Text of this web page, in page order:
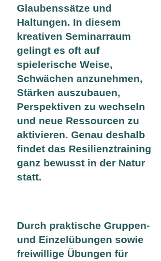
Glaubenssätze und
Haltungen. In diesem
kreativen Seminarraum
gelingt es oft auf
spielerische Weise,
Schwächen anzunehmen,
Stärken auszubauen,
Perspektiven zu wechseln
und neue Ressourcen zu
aktivieren. Genau deshalb
findet das Resilienztraining
ganz bewusst in der Natur
statt.
Durch praktische Gruppen-
und Einzelübungen sowie
freiwillige Übungen für